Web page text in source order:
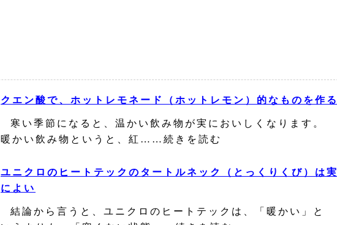
クエン酸で、ホットレモネード（ホットレモン）的なものを作る
寒い季節になると、温かい飲み物が実においしくなります。
暖かい飲み物というと、紅……続きを読む
ユニクロのヒートテックのタートルネック（とっくりくび）は実
によい
結論から言うと、ユニクロのヒートテックは、「暖かい」と